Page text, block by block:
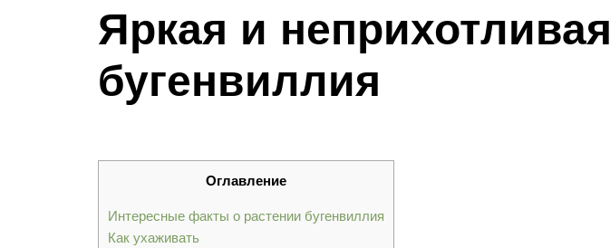
Яркая и неприхотливая
бугенвиллия
Оглавление
Интересные факты о растении бугенвиллия
Как ухаживать